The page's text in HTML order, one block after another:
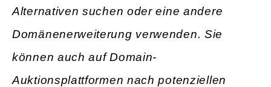
Alternativen suchen oder eine andere
Domänenerweiterung verwenden. Sie
können auch auf Domain-
Auktionsplattformen nach potenziellen